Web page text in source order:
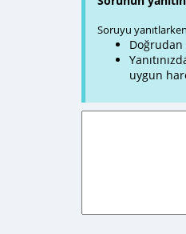
Soruyu
Doğrudan
uygun